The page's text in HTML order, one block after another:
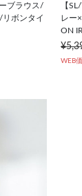
ブラウス/
ボンタイ
【
レー
ON
WEB